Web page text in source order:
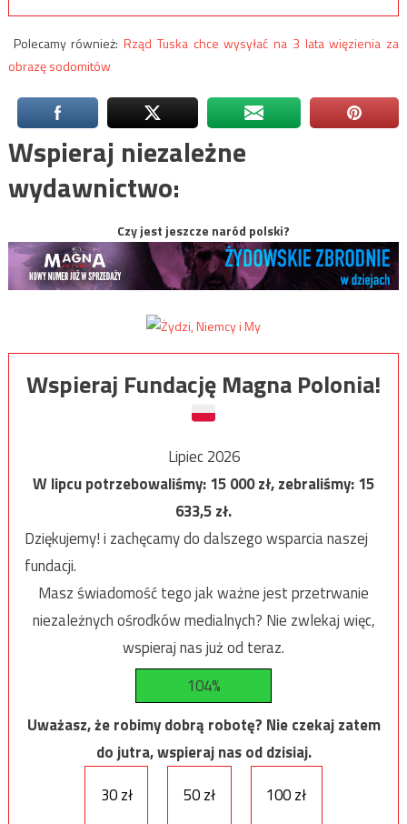
Polecamy również:Rząd Tuska chce wysyłać na 3 lata więzienia za
obrazę sodomitów
Wspieraj niezależne
wydawnictwo:
Czy jest jeszcze naród polski?
Wspieraj Fundację Magna Polonia!
Lipiec 2026
W lipcu potrzebowaliśmy:15 000zł, zebraliśmy:15
633,5zł.
Dziękujemy! i zachęcamy do dalszego wsparcia naszej
fundacji.
Masz świadomość tego jak ważne jest przetrwanie
niezależnych ośrodków medialnych? Nie zwlekaj więc,
wspieraj nas już od teraz.
104%
Uważasz, że robimy dobrą robotę? Nie czekaj zatem
do jutra, wspieraj nas od dzisiaj.
30 zł
50 zł 100 zł